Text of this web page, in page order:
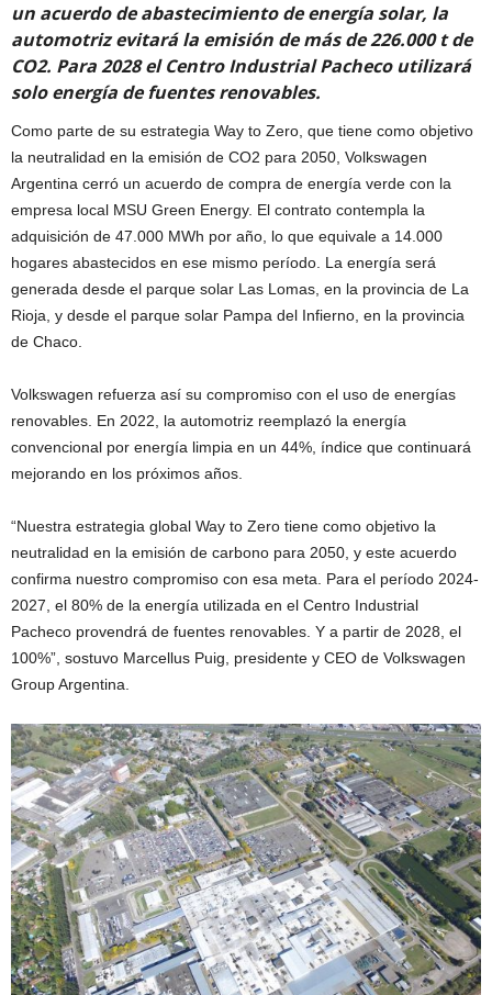
un acuerdo de abastecimiento de energía solar, la
automotriz evitará la emisión de más de 226.000 t de
CO2. Para 2028 el Centro Industrial Pacheco utilizará
solo energía de fuentes renovables.
Como parte de su estrategia Way to Zero, que tiene como objetivo
la neutralidad en la emisión de CO2 para 2050, Volkswagen
Argentina cerró un acuerdo de compra de energía verde con la
empresa local MSU Green Energy. El contrato contempla la
adquisición de 47.000 MWh por año, lo que equivale a 14.000
hogares abastecidos en ese mismo período. La energía será
generada desde el parque solar Las Lomas, en la provincia de La
Rioja, y desde el parque solar Pampa del Infierno, en la provincia
de Chaco.
Volkswagen refuerza así su compromiso con el uso de energías
renovables. En 2022, la automotriz reemplazó la energía
convencional por energía limpia en un 44%, índice que continuará
mejorando en los próximos años.
“Nuestra estrategia global Way to Zero tiene como objetivo la
neutralidad en la emisión de carbono para 2050, y este acuerdo
confirma nuestro compromiso con esa meta. Para el período 2024-
2027, el 80% de la energía utilizada en el Centro Industrial
Pacheco provendrá de fuentes renovables. Y a partir de 2028, el
100%”, sostuvo Marcellus Puig, presidente y CEO de Volkswagen
Group Argentina.